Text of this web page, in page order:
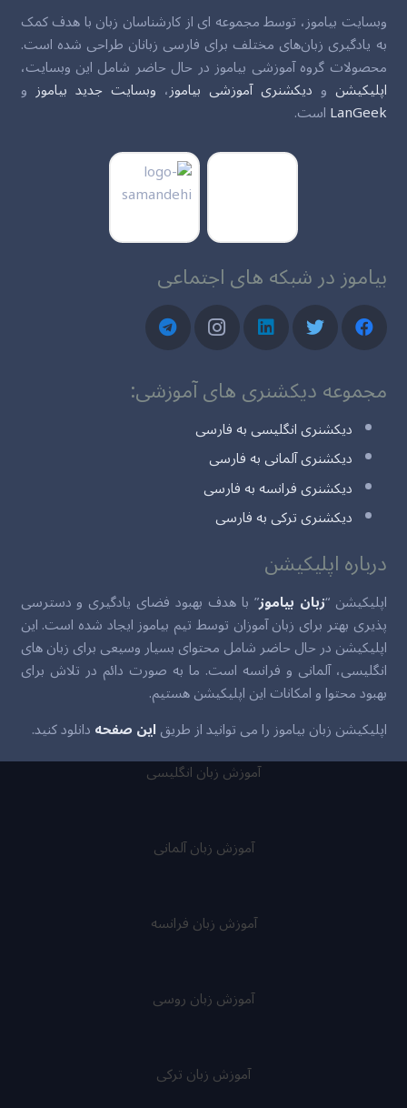
وبسایت بیاموز، توسط مجموعه ای از کارشناسان زبان با هدف کمک
به یادگیری زبان‌های مختلف برای فارسی زبانان طراحی شده است.
محصولات گروه آموزشی بیاموز در حال حاضر شامل این وبسایت،
اپلیکیشن و دیکشنری آموزشی بیاموز، وبسایت جدید بیاموز و
LanGeekاست.
بیاموز در شبکه های اجتماعی
مجموعه دیکشنری های آموزشی:
دیکشنری انگلیسی به فارسی
دیکشنری آلمانی به فارسی
دیکشنری فرانسه به فارسی
دیکشنری ترکی به فارسی
درباره اپلیکیشن
اپلیکیشن “زبان بیاموز” با هدف بهبود فضای یادگیری و دسترسی
پذیری بهتر برای زبان آموزان توسط تیم بیاموز ایجاد شده است. این
اپلیکیشن در حال حاضر شامل محتوای بسیار وسیعی برای زبان های
انگلیسی، آلمانی و فرانسه است. ما به صورت دائم در تلاش برای
بهبود محتوا و امکانات این اپلیکیشن هستیم.
اپلیکیشن زبان بیاموز را می توانید از طریقاین صفحهدانلود کنید.
آموزش زبان انگلیسی
آموزش زبان آلمانی
آموزش زبان فرانسه
آموزش زبان روسی
آموزش زبان ترکی